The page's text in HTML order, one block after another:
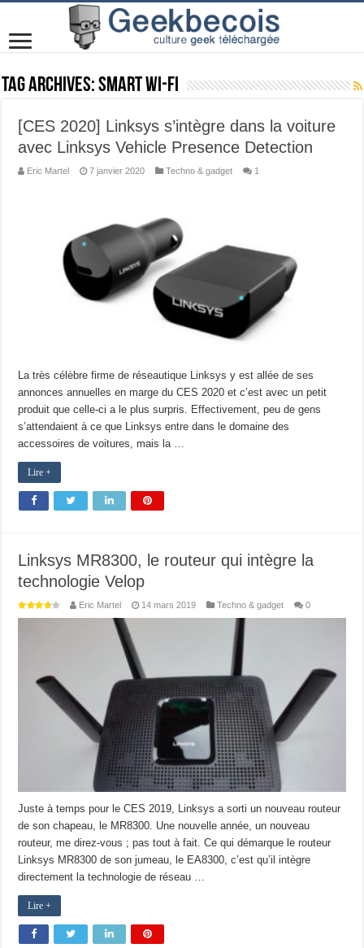
Tag Archives:Smart Wi-Fi
[CES 2020] Linksys s’intègre dans la voiture
avec Linksys Vehicle Presence Detection
Eric Martel 7 janvier 2020 Techno & gadget 1
La très célèbre firme de réseautique Linksys y est allée de ses
annonces annuelles en marge du CES 2020 et c’est avec un petit
produit que celle-ci a le plus surpris. Effectivement, peu de gens
s’attendaient à ce que Linksys entre dans le domaine des
accessoires de voitures, mais la …
Lire +
Linksys MR8300, le routeur qui intègre la
technologie Velop
Eric Martel 14 mars 2019 Techno & gadget 0
Juste à temps pour le CES 2019, Linksys a sorti un nouveau routeur
de son chapeau, le MR8300. Une nouvelle année, un nouveau
routeur, me direz-vous ; pas tout à fait. Ce qui démarque le routeur
Linksys MR8300 de son jumeau, le EA8300, c’est qu’il intègre
directement la technologie de réseau …
Lire +